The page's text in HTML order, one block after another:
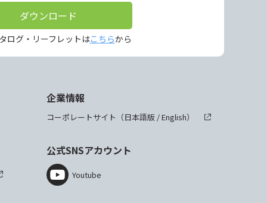
ダウンロード
ログ・リーフレットはこちらから
企業情報
コーポレートサイト（日本語版 /English）
公式SNSアカウント
Youtube